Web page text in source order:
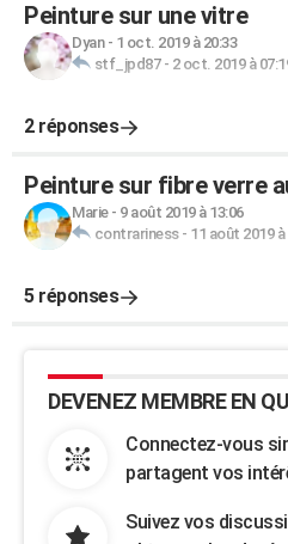
Peinture sur une vitre
Dyan- 1 oct. 2019 à 20:33
stf_jpd87- 2 oct. 2019 à
2 réponses
Peinture sur fibre verre
Marie- 9 août 2019 à 13:06
contrariness- 11 août 2019 à
5 réponses
DEVENEZ MEMBRE EN
Connectez-vous
partagent vos
Suivez vos